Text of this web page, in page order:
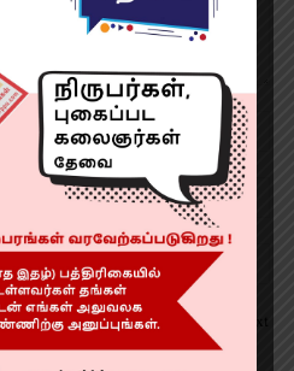
website in this browser for the next